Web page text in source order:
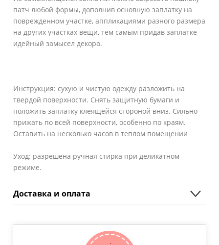
патч любой формы, дополнив основную заплатку на
поврежденном участке, аппликациями разного размера
на других участках вещи, тем самым придав заплатке
идейный замысел декора.
Инструкция: сухую и чистую одежду разложить на
твердой поверхности. Снять защитную бумаги и
положить заплатку клеящейся стороной вниз. Сильно
прижать по всей поверхности, особенно по краям.
Оставить на несколько часов в теплом помещении
Уход: разрешена ручная стирка при деликатном
режиме.
Доставка и оплата